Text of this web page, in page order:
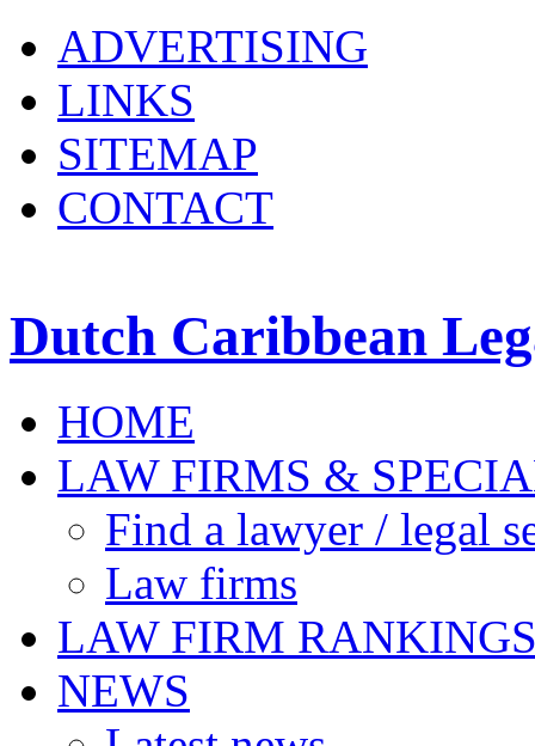
ADVERTISING
LINKS
SITEMAP
CONTACT
Dutch Caribbean
HOME
LAW FIRMS &
Find a lawyer / legal
Law firms
LAW FIRM
NEWS